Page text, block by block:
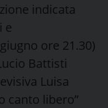
indicata
e
ore 21.30)
Battisti
Luisa
canto libero”